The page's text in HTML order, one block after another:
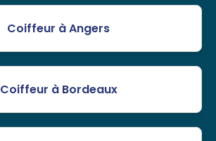
Coiffeur à Angers
Coiffeur à Bordeaux